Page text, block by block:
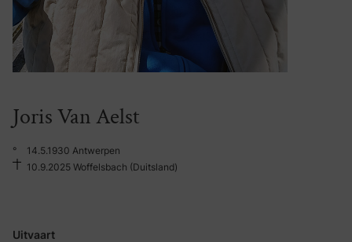
Joris Van Aelst
°
14.5.1930 Antwerpen
10.9.2025 Woffelsbach (Duitsland)
Uitvaart